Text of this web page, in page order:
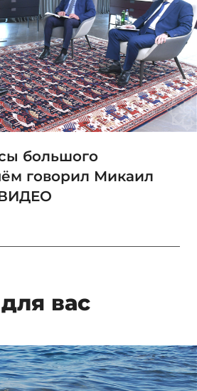
большого
говорил Микаил
вас